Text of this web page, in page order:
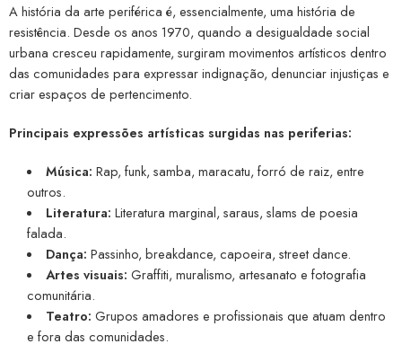
A história da arte periférica é, essencialmente, uma história de
resistência. Desde os anos 1970, quando a desigualdade social
urbana cresceu rapidamente, surgiram movimentos artísticos dentro
das comunidades para expressar indignação, denunciar injustiças e
criar espaços de pertencimento.
Principais expressões artísticas surgidas nas periferias:
Música: Rap, funk, samba, maracatu, forró de raiz, entre
outros.
Literatura: Literatura marginal, saraus, slams de poesia
falada.
Dança: Passinho, breakdance, capoeira, street dance.
Artes visuais: Graffiti, muralismo, artesanato e fotografia
comunitária.
Teatro: Grupos amadores e profissionais que atuam dentro
e fora das comunidades.